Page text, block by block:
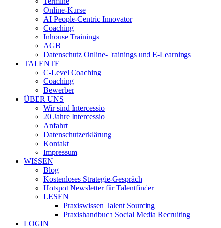
Online-Kurse
AI People-Centric Innovator
Coaching
Inhouse Trainings
AGB
Datenschutz Online-Trainings und E-Learnings
TALENTE
C-Level Coaching
Coaching
Bewerber
ÜBER UNS
Wir sind Intercessio
20 Jahre Intercessio
Anfahrt
Datenschutzerklärung
Kontakt
Impressum
WISSEN
Blog
Kostenloses Strategie-Gespräch
Hotspot Newsletter für Talentfinder
LESEN
Praxiswissen Talent Sourcing
Praxishandbuch Social Media Recruiting
LOGIN